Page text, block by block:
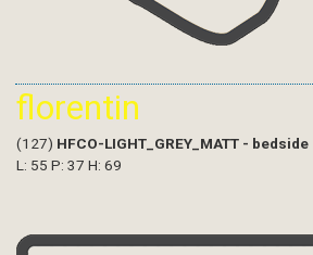
florentin
(127) HFCO-LIGHT_GREY_MATT - bedside
L: 55 P: 37 H: 69